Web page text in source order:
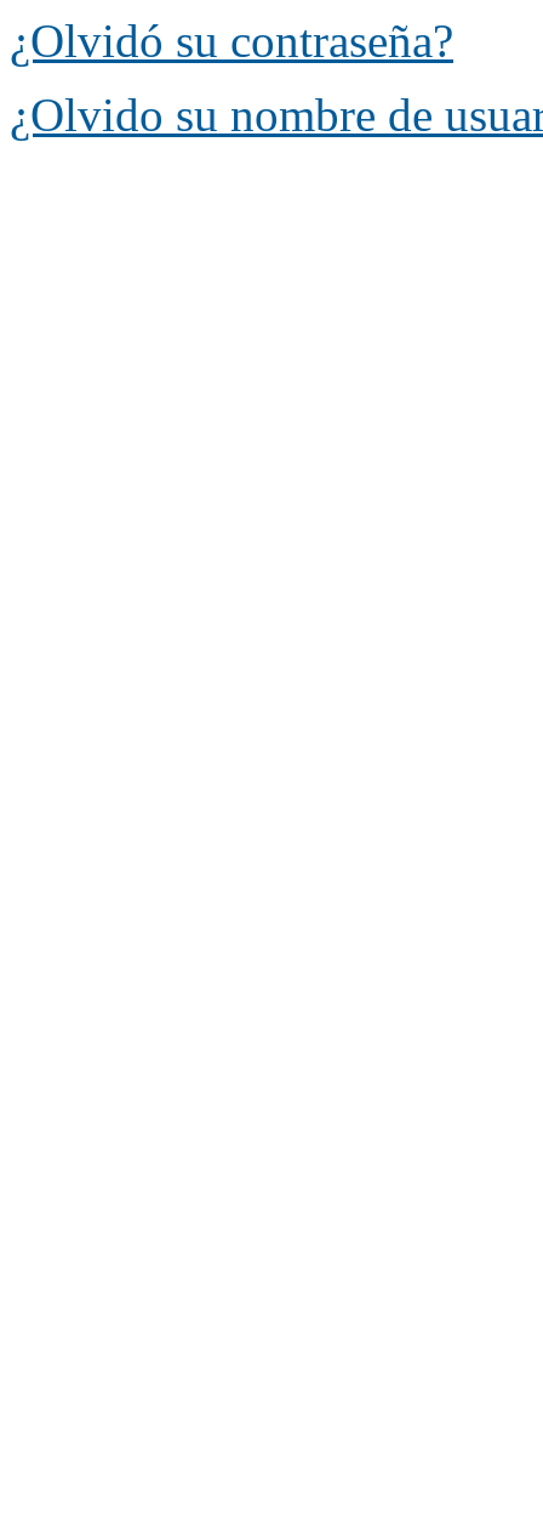
¿Olvidó su contraseña?
¿Olvido su nombre de